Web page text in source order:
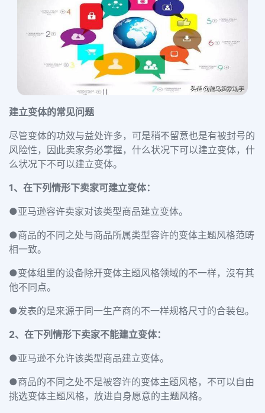
建立变体的常见问题
尽管变体的功效与益处许多，可是稍不留意也是有被封号的
风险性，因此卖家务必掌握，什么状况下可以建立变体，什
么状况下不可以建立变体。
1、在下列情形下卖家可建立变体：
●亚马逊容许卖家对该类型商品建立变体。
●商品的不同之处与商品所属类型容许的变体主题风格范畴
相一致。
●变体组里的设备除开变体主题风格领域的不一样，沒有其
他不同点。
●发表的是来源于同一生产商的不一样规格尺寸的合装包。
2、在下列情形下卖家不能建立变体：
●亚马逊不允许该类型商品建立变体。
●商品的不同之处不是被容许的变体主题风格，不可以自由
挑选变体主题风格，放进自身愿意的主题风格。